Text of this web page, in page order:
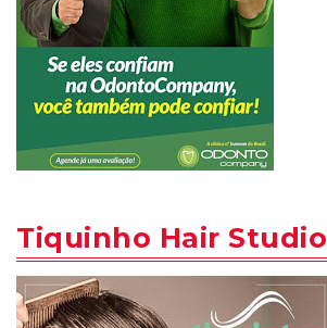
Tiquinho Hair Studio